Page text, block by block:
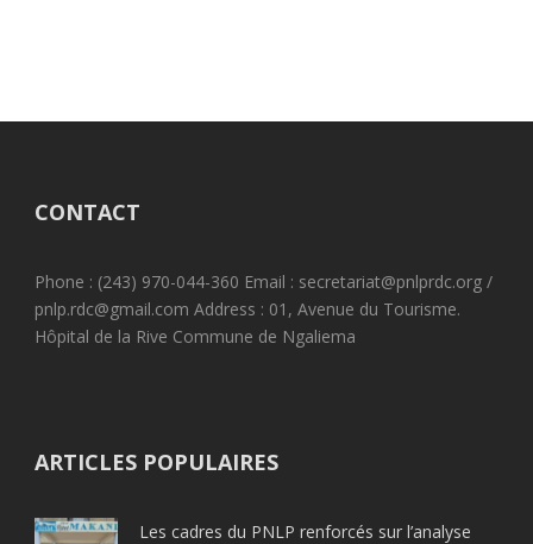
CONTACT
Phone : (243) 970-044-360 Email : secretariat@pnlprdc.org /
pnlp.rdc@gmail.com Address : 01, Avenue du Tourisme.
Hôpital de la Rive Commune de Ngaliema
ARTICLES POPULAIRES
Les cadres du PNLP renforcés sur l’analyse